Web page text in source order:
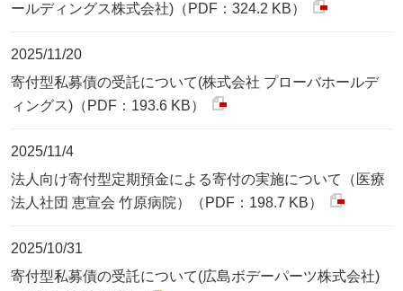
ールディングス株式会社)（PDF：324.2 KB）
2025/11/20
寄付型私募債の受託について(株式会社 プローバホールデ
ィングス)（PDF：193.6 KB）
2025/11/4
法人向け寄付型定期預金による寄付の実施について（医療
法人社団 恵宣会 竹原病院）（PDF：198.7 KB）
2025/10/31
寄付型私募債の受託について(広島ボデーパーツ株式会社)